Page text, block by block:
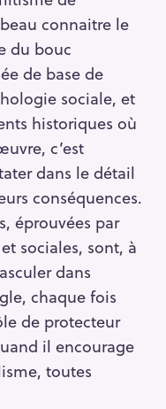
connaitre le
du bouc
de base de
sociale, et
historiques où
c’est
dans le détail
conséquences.
éprouvées par
sociales, sont, à
dans
chaque fois
de protecteur
il encourage
toutes